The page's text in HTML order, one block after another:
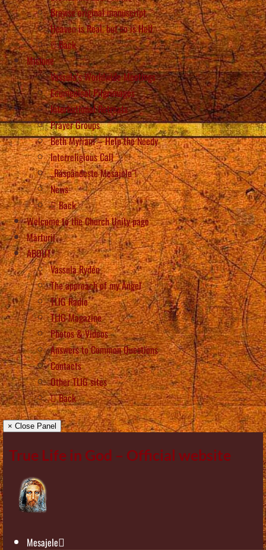
Browse original manuscript
Heaven is Real, but so is Hell
Back
Misiune
Vassula’s Worldwide Meetings
Ecumenical Pilgrimages
International Retreats
Prayer Groups
Beth Myriam – Help the Needy
Interreligious Call
„Răspândește Mesajele”!
News
Back
Welcome to the Church Unity page
Mărturii
ABOUT
Vassula Rydén
The approach of my Angel
TLIG Radio
TLIG Magazine
Photos & Videos
Answers to Common Questions
Contacts
Other TLIG sites
Back
× Close Panel
True Life in God – Official website
Mesajele